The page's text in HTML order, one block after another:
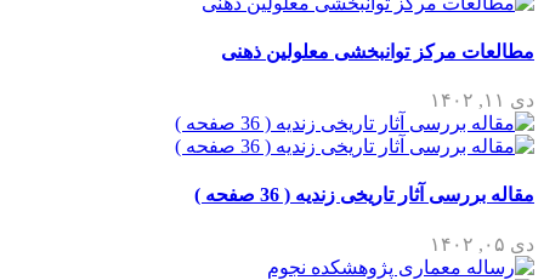
مطالعات مرکز توانبخشی معلولین ذهنی
دی ۱۱, ۱۴۰۲
مقاله بررسی آثار تاریخی زندیه ( 36 صفحه )
دی ۰۵, ۱۴۰۲